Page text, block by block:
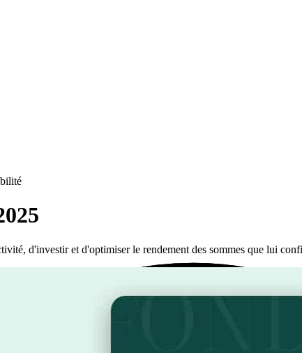
d'investir et d'optimiser le rendement des sommes que lui